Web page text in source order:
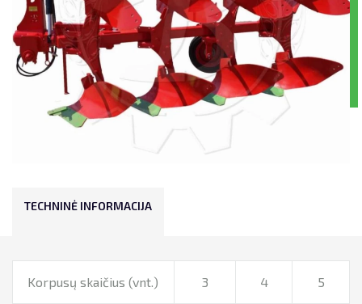
TECHNINĖ INFORMACIJA
Korpusų skaičius (vnt.) 3 4 5